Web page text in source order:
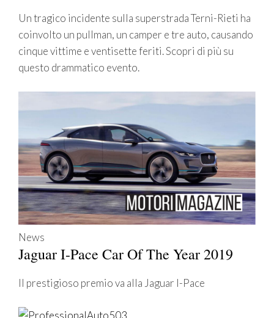
Un tragico incidente sulla superstrada Terni-Rieti ha
coinvolto un pullman, un camper e tre auto, causando
cinque vittime e ventisette feriti. Scopri di più su
questo drammatico evento.
News
Jaguar I-Pace Car Of The Year 2019
Il prestigioso premio va alla Jaguar I-Pace